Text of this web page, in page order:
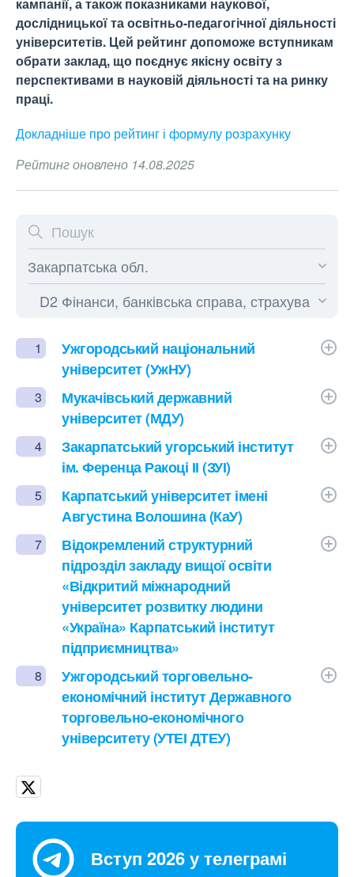
дослідницької та освітньо-педагогічної діяльності
університетів. Цей рейтинг допоможе вступникам
обрати заклад, що поєднує якісну освіту з
перспективами в науковій діяльності та на ринку
праці.
Докладніше про рейтинг і формулу розрахунку
Рейтинг оновлено 14.08.2025
1
Ужгородський національний
університет (УжНУ)
3
Мукачівський державний
університет (МДУ)
4
Закарпатський угорський інститут
ім. Ференца Ракоці ІІ (ЗУІ)
5
Карпатський університет імені
Августина Волошина (КаУ)
7
Відокремлений структурний
підрозділ закладу вищої освіти
«Відкритий міжнародний
університет розвитку людини
«Україна» Карпатський інститут
підприємництва»
8
Ужгородський торговельно-
економічний інститут Державного
торговельно-економічного
університету (УТЕІ ДТЕУ)
Вступ 2026 у телеграмі